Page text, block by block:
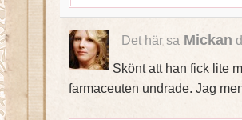
Det här sa Mickan
Skönt att han fick lite
farmaceuten undrade. Jag